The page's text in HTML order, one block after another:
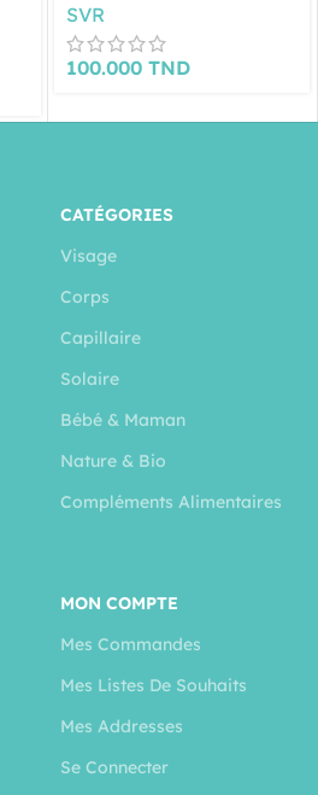
SVR
100.000 TND
CATÉGORIES
Visage
Corps
Capillaire
Solaire
Bébé & Maman
Nature & Bio
Compléments Alimentaires
MON COMPTE
Mes Commandes
Mes Listes De Souhaits
Mes Addresses
Se Connecter